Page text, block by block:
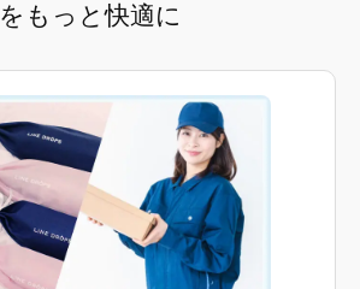
をもっと快適に